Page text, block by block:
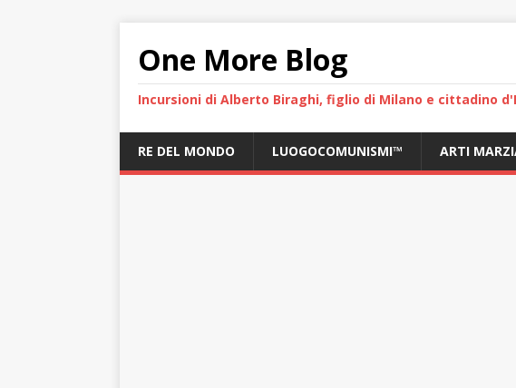
One More Blog
Incursioni di Alberto Biraghi, figlio di Milano e cittadino
RE DEL MONDO LUOGOCOMUNISMI™ ARTI